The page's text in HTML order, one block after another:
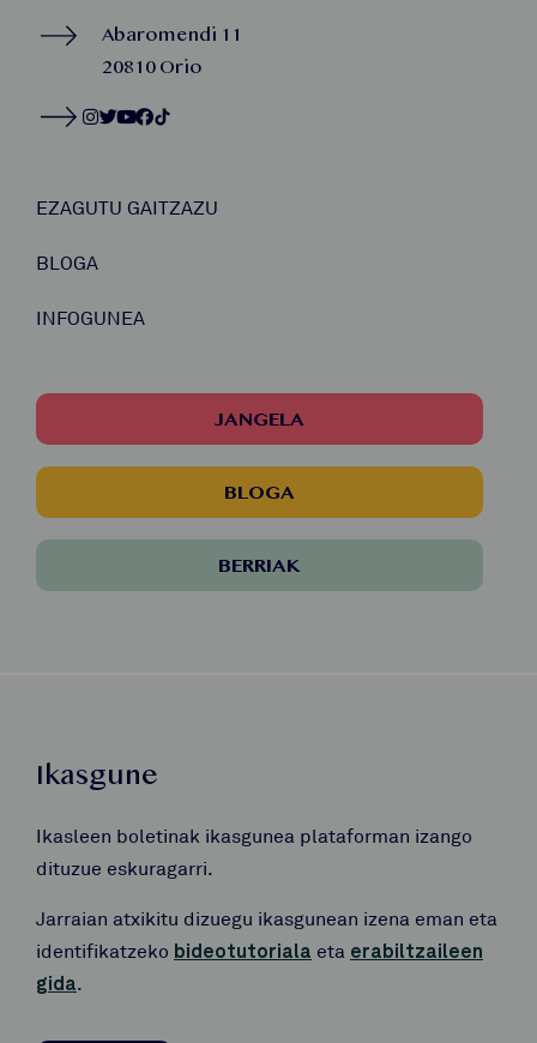
Abaromendi 11
20810 Orio
EZAGUTU GAITZAZU
BLOGA
INFOGUNEA
JANGELA
BLOGA
BERRIAK
Ikasgune
Ikasleen boletinak ikasgunea plataforman izango
dituzue eskuragarri.
Jarraian atxikitu dizuegu ikasgunean izena eman eta
identifikatzeko bideotutoriala eta erabiltzaileen
gida.